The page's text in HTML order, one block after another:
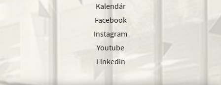
Kalendár
Facebook
Instagram
Youtube
Linkedin